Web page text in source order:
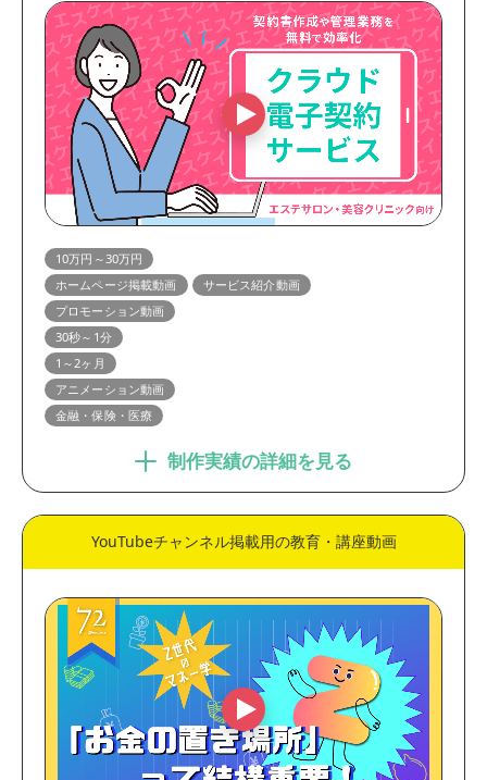
10万円～30万円
ホームページ掲載動画
サービス紹介動画
プロモーション動画
30秒～1分
1～2ヶ月
アニメーション動画
金融・保険・医療
制作実績の詳細を見る
YouTubeチャンネル掲載用の教育・講座動画